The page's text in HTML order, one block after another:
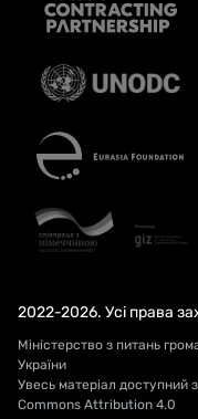
2022-2026. Усі права
Міністерство з питань
України
Увесь матеріал доступний
Commons Attribution 4.0